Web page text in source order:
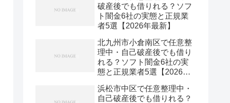
破産後でも借りれる？ソフ
ト闇金6社の実態と正規業
者5選【2026年最新】
北九州市小倉南区で任意整
理中・自己破産後でも借り
れる？ソフト闇金6社の実
態と正規業者5選【2026年
浜松市中区で任意整理中・
自己破産後でも借りれる？